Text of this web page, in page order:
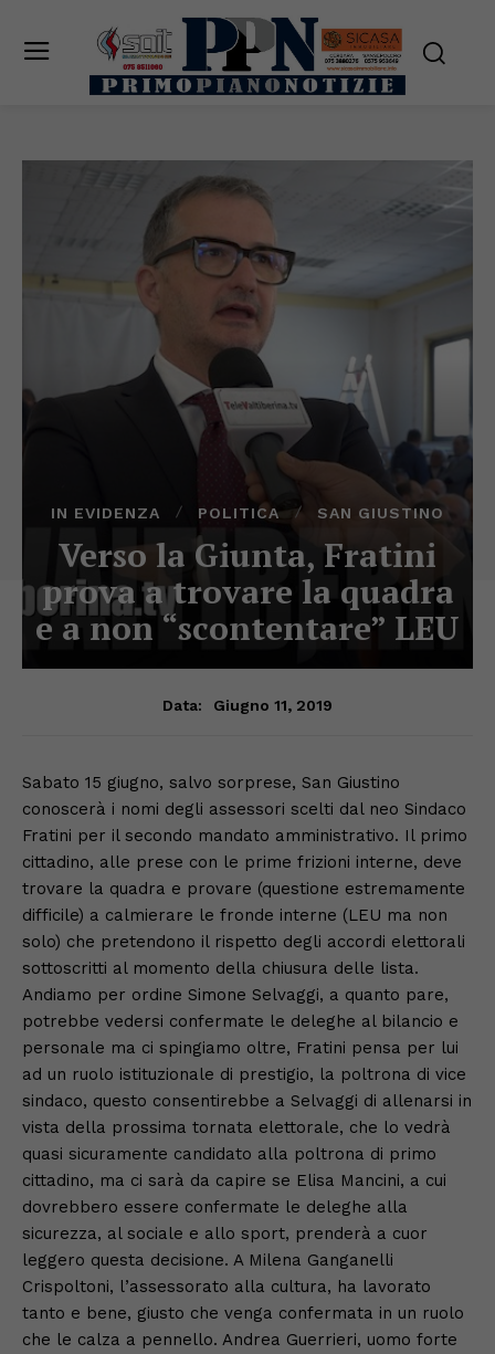
IN EVIDENZA POLITICA SAN GIUSTINO
Verso la Giunta, Fratini
prova a trovare la quadra
e a non “scontentare” LEU
Data: Giugno 11, 2019
Sabato 15 giugno, salvo sorprese, San Giustino
conoscerà i nomi degli assessori scelti dal neo Sindaco
Fratini per il secondo mandato amministrativo. Il primo
cittadino, alle prese con le prime frizioni interne, deve
trovare la quadra e provare (questione estremamente
difficile) a calmierare le fronde interne (LEU ma non
solo) che pretendono il rispetto degli accordi elettorali
sottoscritti al momento della chiusura delle lista.
Andiamo per ordine Simone Selvaggi, a quanto pare,
potrebbe vedersi confermate le deleghe al bilancio e
personale ma ci spingiamo oltre, Fratini pensa per lui
ad un ruolo istituzionale di prestigio, la poltrona di vice
sindaco, questo consentirebbe a Selvaggi di allenarsi in
vista della prossima tornata elettorale, che lo vedrà
quasi sicuramente candidato alla poltrona di primo
cittadino, ma ci sarà da capire se Elisa Mancini, a cui
dovrebbero essere confermate le deleghe alla
sicurezza, al sociale e allo sport, prenderà a cuor
leggero questa decisione. A Milena Ganganelli
Crispoltoni, l’assessorato alla cultura, ha lavorato
tanto e bene, giusto che venga confermata in un ruolo
che le calza a pennello. Andrea Guerrieri, uomo forte